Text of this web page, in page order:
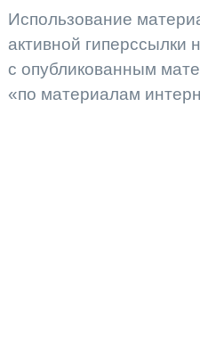
Использование
активной гиперссылки
с опубликованным
«по материалам